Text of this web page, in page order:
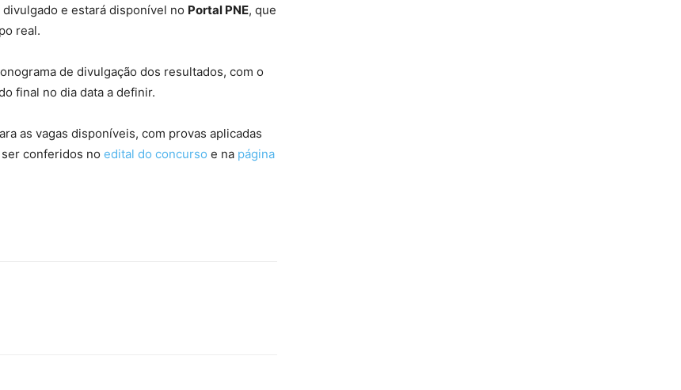
divulgado e estará disponível no Portal PNE, que
real.
de divulgação dos resultados, com o
final no dia data a definir.
as vagas disponíveis, com provas aplicadas
conferidos no edital do concurso e na página